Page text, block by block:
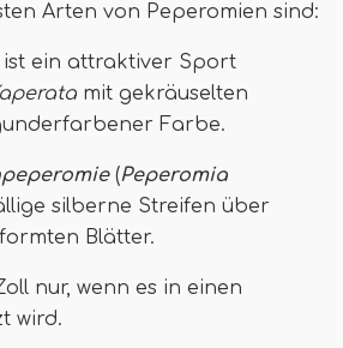
Arten von Peperomien sind:
ist ein attraktiver Sport
mit gekräuselten
Farbe.
(Peperomia
silberne Streifen über
Blätter.
nur, wenn es in einen
wird.